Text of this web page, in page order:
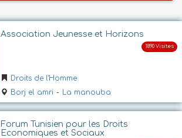
Association Jeunesse et Horizons
Droits de l'Homme
Borj el amri - La manouba
Forum Tunisien pour les Droits
Economiques et Sociaux